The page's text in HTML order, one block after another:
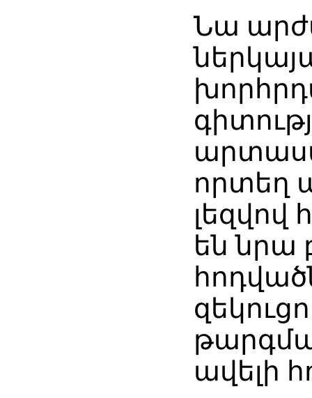
Նա
որտեղ
են նրա
ավելի